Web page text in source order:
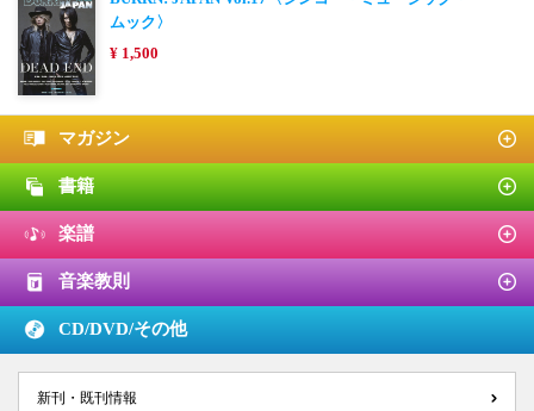
ムック〉
¥ 1,500
マガジン
書籍
楽譜
音楽教則
CD/DVD/その他
新刊・既刊情報